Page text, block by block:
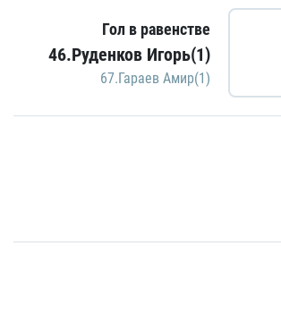
Гол в равенстве
46.Руденков Игорь(1)
67.Гараев Амир(1)